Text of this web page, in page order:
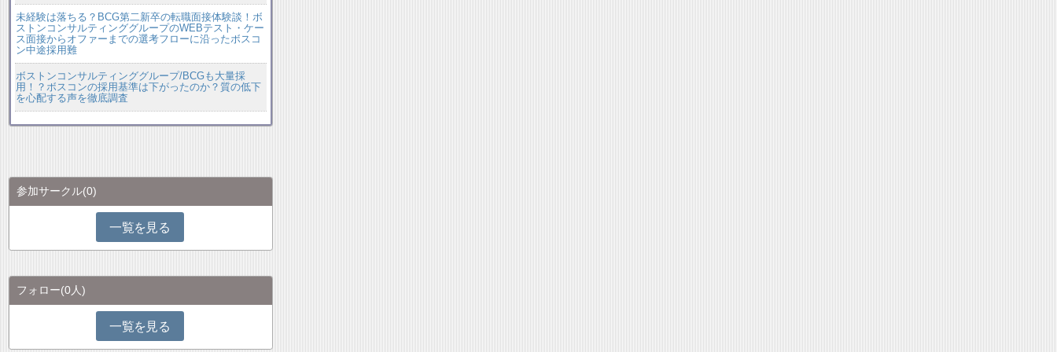
未経験は落ちる？BCG第二新卒の転職面接体験談！ボ
ストンコンサルティンググループのWEBテスト・ケー
ス面接からオファーまでの選考フローに沿ったボスコ
ン中途採用難
ボストンコンサルティンググループ/BCGも大量採
用！？ボスコンの採用基準は下がったのか？質の低下
を心配する声を徹底調査
参加サークル(0)
一覧を見る
フォロー(0人)
一覧を見る